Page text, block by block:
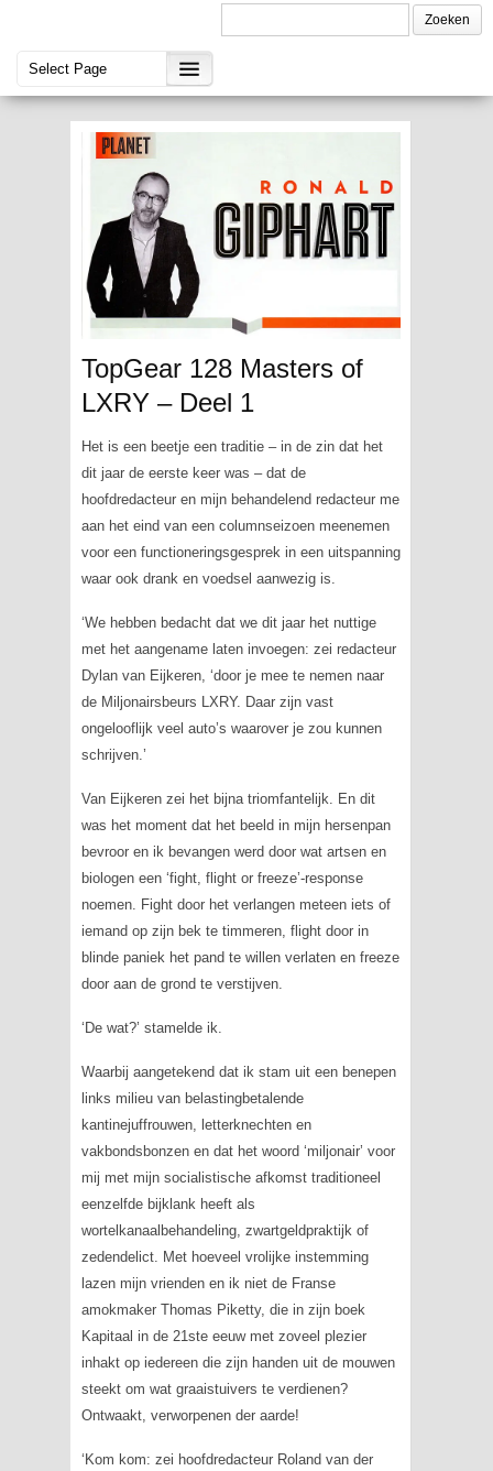
TopGear 128 Masters of
LXRY – Deel 1
Het is een beetje een traditie – in de zin dat het
dit jaar de eerste keer was – dat de
hoofdredacteur en mijn behandelend redacteur me
aan het eind van een columnseizoen meenemen
voor een functioneringsgesprek in een uitspanning
waar ook drank en voedsel aanwezig is.
‘We hebben bedacht dat we dit jaar het nuttige
met het aangename laten invoegen: zei redacteur
Dylan van Eijkeren, ‘door je mee te nemen naar
de Miljonairsbeurs LXRY. Daar zijn vast
ongelooflijk veel auto’s waarover je zou kunnen
schrijven.’
Van Eijkeren zei het bijna triomfantelijk. En dit
was het moment dat het beeld in mijn hersenpan
bevroor en ik bevangen werd door wat artsen en
biologen een ‘fight, flight or freeze’-response
noemen. Fight door het verlangen meteen iets of
iemand op zijn bek te timmeren, flight door in
blinde paniek het pand te willen verlaten en freeze
door aan de grond te verstijven.
‘De wat?’ stamelde ik.
Waarbij aangetekend dat ik stam uit een benepen
links milieu van belastingbetalende
kantinejuffrouwen, letterknechten en
vakbondsbonzen en dat het woord ‘miljonair’ voor
mij met mijn socialistische afkomst traditioneel
eenzelfde bijklank heeft als
wortelkanaalbehandeling, zwartgeldpraktijk of
zedendelict. Met hoeveel vrolijke instemming
lazen mijn vrienden en ik niet de Franse
amokmaker Thomas Piketty, die in zijn boek
Kapitaal in de 21ste eeuw met zoveel plezier
inhakt op iedereen die zijn handen uit de mouwen
steekt om wat graaistuivers te verdienen?
Ontwaakt, verworpenen der aarde!
‘Kom kom: zei hoofdredacteur Roland van der